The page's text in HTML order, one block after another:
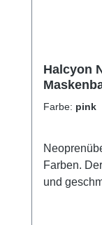
Halcyon
Farbe: pink
Farben.
und